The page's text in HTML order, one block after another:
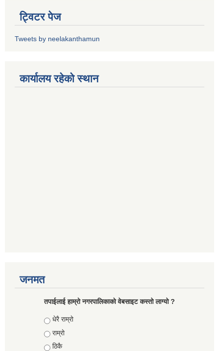
ट्विटर पेज
Tweets by neelakanthamun
कार्यालय रहेको स्थान
जनमत
तपाईलाई हाम्रो नगरपालिकाको वेबसाइट कस्तो लाग्यो ?
Choices
धेरै राम्रो
राम्रो
ठिकै